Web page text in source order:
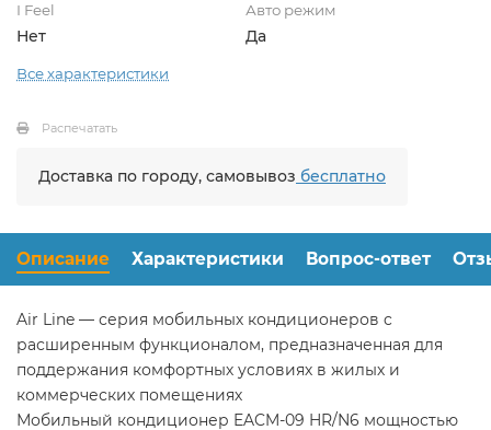
I Feel
Нет
Авто режим
Да
Все характеристики
Распечатать
Доставка по городу, самовывоз бесплатно
Описание Характеристики Вопрос-ответ
Air Line — серия мобильных кондиционеров c
расширенным функционалом, предназначенная для
поддержания комфортных условиях в жилых и
коммерческих помещениях
Мобильный кондиционер EACM-09 HR/N6 мощностью